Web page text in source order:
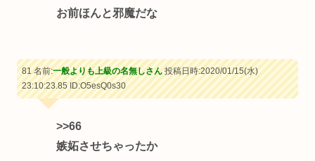
お前ほんと邪魔だな
81 名前:一般よりも上級の名無しさん投稿日時:2020/01/15(水)
23:10:23.85ID:O5esQ0s30
>>66
嫉妬させちゃったか